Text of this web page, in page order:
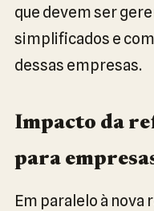
que devem ser
simplificados e
dessas empresas.
Impacto da
para
Em paralelo à nova